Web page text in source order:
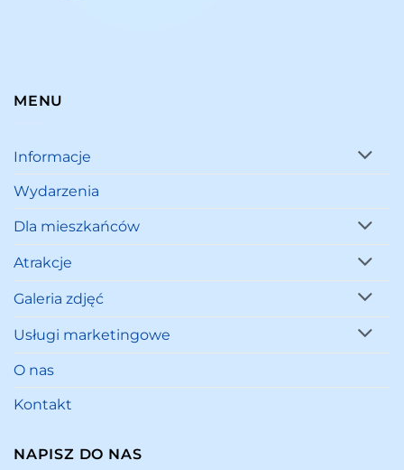
MENU
Informacje
Wydarzenia
Dla mieszkańców
Atrakcje
Galeria zdjęć
Usługi marketingowe
O nas
Kontakt
NAPISZ DO NAS